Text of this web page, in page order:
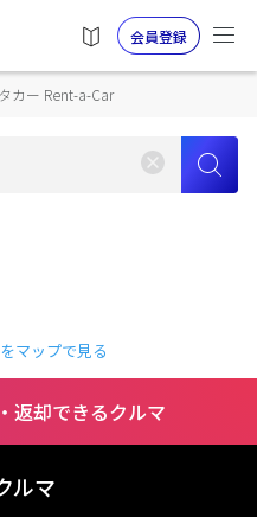
会員登録
カー Rent-a-Car
マップで見る
返却できるクルマ
ルマ